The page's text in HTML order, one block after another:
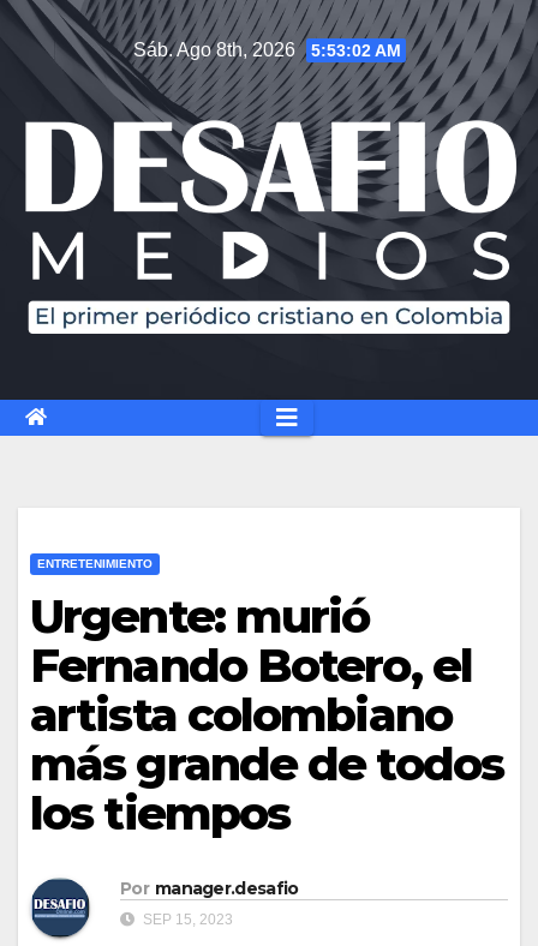
Sáb. Ago 8th, 2026 5:53:03 AM
ENTRETENIMIENTO
Urgente: murió
Fernando Botero, el
artista colombiano
más grande de todos
los tiempos
Por manager.desafio
SEP 15, 2023